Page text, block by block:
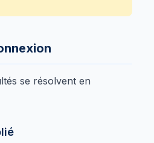
se résolvent en